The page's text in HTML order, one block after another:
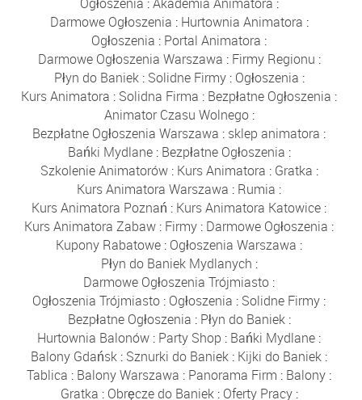
Darmowe Ogłoszenia : Hurtownia Animatora :
Ogłoszenia : Portal Animatora :
Darmowe Ogłoszenia Warszawa : Firmy Regionu :
Płyn do Baniek: Solidne Firmy: Ogłoszenia :
Kurs Animatora : Solidna Firma : Bezpłatne Ogłoszenia :
Animator Czasu Wolnego:
Bezpłatne Ogłoszenia Warszawa : sklep animatora :
Bańki Mydlane: Bezpłatne Ogłoszenia :
Szkolenie Animatorów: Kurs Animatora : Gratka :
Kurs Animatora Warszawa : Rumia :
Kurs Animatora Poznań : Kurs Animatora Katowice :
Kurs Animatora Zabaw : Firmy : Darmowe Ogłoszenia :
Kupony Rabatowe : Ogłoszenia Warszawa :
Płyn do Baniek Mydlanych :
Darmowe Ogłoszenia Trójmiasto :
Ogłoszenia Trójmiasto : Ogłoszenia : Solidne Firmy :
Bezpłatne Ogłoszenia : Płyn do Baniek:
Hurtownia Balonów : Party Shop : Bańki Mydlane :
Balony Gdańsk : Sznurki do Baniek : Kijki do Baniek :
Tablica : Balony Warszawa : Panorama Firm : Balony :
Gratka : Obręcze do Baniek: Oferty Pracy: